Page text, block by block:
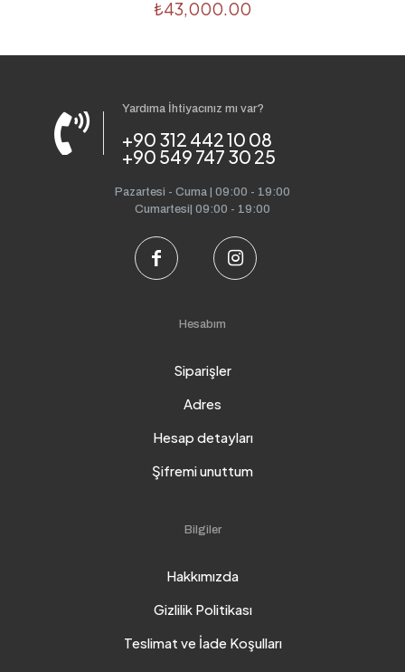
*
posta adresim ve site adresim bu tarayıcıya kaydedilsin.
₺43,000.00
Yardıma İhtiyacınız mı var?
+90 312 442 10 08
+90 549 747 30 25
Pazartesi - Cuma | 09:00 - 19:00
Cumartesi| 09:00 - 19:00
Hesabım
Siparişler
Adres
Hesap detayları
Şifremi unuttum
Bilgiler
Hakkımızda
Gizlilik Politikası
Teslimat ve İade Koşulları